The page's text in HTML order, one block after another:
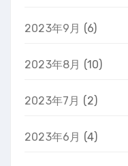
2023年9月 (6)
2023年8月 (10)
2023年7月 (2)
2023年6月 (4)